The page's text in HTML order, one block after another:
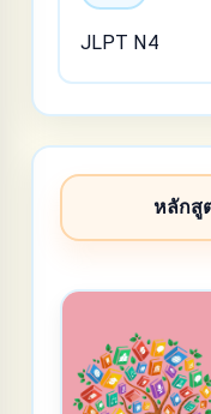
JLPT N4
หลักสู